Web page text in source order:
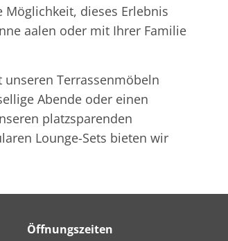
dieses Erlebnis
aalen oder mit Ihrer Familie
Terrassenmöbeln
Abende oder einen
platzsparenden
Lounge-Sets bieten wir
Öffnungszeiten